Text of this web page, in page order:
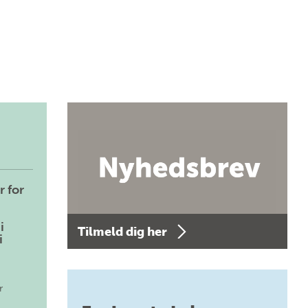
for
Tilmeld dig her